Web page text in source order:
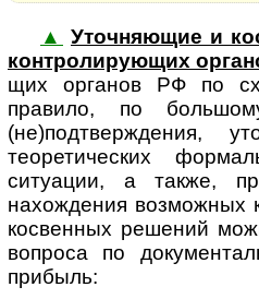
▲
Уточняющие и
кон­т­ро­ли­ру­ю­щих
щих органов РФ по
правило, по
(не)подтверждения,
теоретических
ситуации, а также,
нахождения возможных
косвенных решений
вопроса по
прибыль: